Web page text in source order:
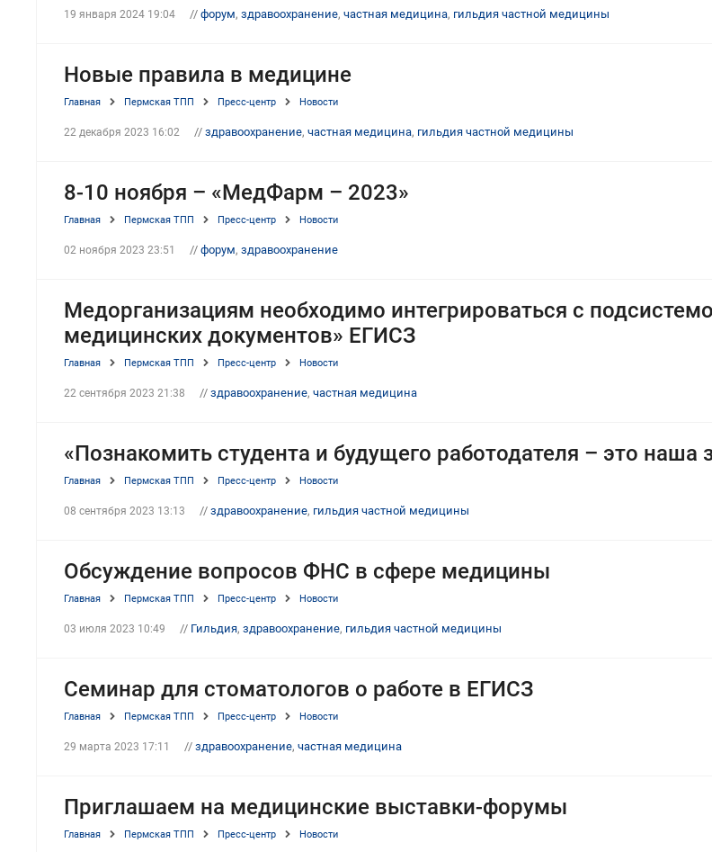
19 января 2024 19:04 // форум, здравоохранение, частная медицина, гильдия частной медицины
Новые правила в медицине
Главная Пермская ТПП Пресс-центр Новости
22 декабря 2023 16:02 // здравоохранение, частная медицина, гильдия частной медицины
8-10 ноября – «МедФарм – 2023»
Главная Пермская ТПП Пресс-центр Новости
02 ноября 2023 23:51 // форум, здравоохранение
Медорганизациям необходимо интегрироваться с
медицинских документов» ЕГИСЗ
Главная Пермская ТПП Пресс-центр Новости
22 сентября 2023 21:38 // здравоохранение, частная медицина
«Познакомить студента и будущего работодателя – это наша
Главная Пермская ТПП Пресс-центр Новости
08 сентября 2023 13:13 // здравоохранение, гильдия частной медицины
Обсуждение вопросов ФНС в сфере медицины
Главная Пермская ТПП Пресс-центр Новости
03 июля 2023 10:49 // Гильдия, здравоохранение, гильдия частной медицины
Семинар для стоматологов о работе в ЕГИСЗ
Главная Пермская ТПП Пресс-центр Новости
29 марта 2023 17:11 // здравоохранение, частная медицина
Приглашаем на медицинские выставки-форумы
Главная Пермская ТПП Пресс-центр Новости